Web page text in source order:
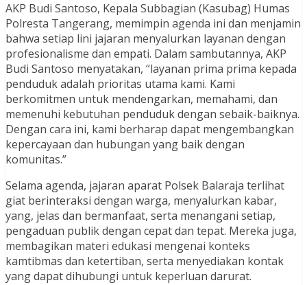
AKP Budi Santoso, Kepala Subbagian (Kasubag) Humas
Polresta Tangerang, memimpin agenda ini dan menjamin
bahwa setiap lini jajaran menyalurkan layanan dengan
profesionalisme dan empati. Dalam sambutannya, AKP
Budi Santoso menyatakan, “layanan prima prima kepada
penduduk adalah prioritas utama kami. Kami
berkomitmen untuk mendengarkan, memahami, dan
memenuhi kebutuhan penduduk dengan sebaik-baiknya.
Dengan cara ini, kami berharap dapat mengembangkan
kepercayaan dan hubungan yang baik dengan
komunitas.”
Selama agenda, jajaran aparat Polsek Balaraja terlihat
giat berinteraksi dengan warga, menyalurkan kabar,
yang, jelas dan bermanfaat, serta menangani setiap,
pengaduan publik dengan cepat dan tepat. Mereka juga,
membagikan materi edukasi mengenai konteks
kamtibmas dan ketertiban, serta menyediakan kontak
yang dapat dihubungi untuk keperluan darurat.